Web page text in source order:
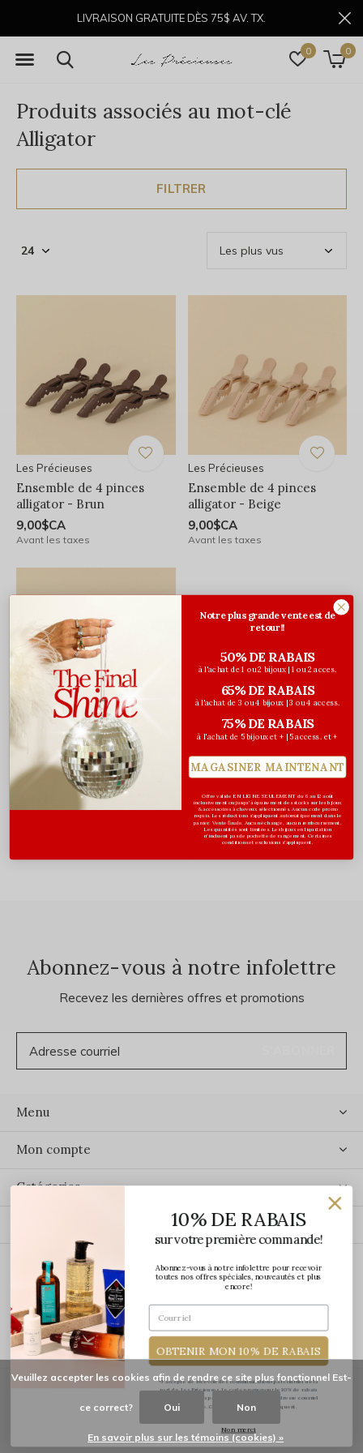
0 0
LIVRAISON GRATUITE DÈS 75$ AV. TX.
Produits associés au mot-clé
Alligator
FILTRER
Les Précieuses
Ensemble de 4 pinces
alligator - Brun
9,00$CA
Avant les taxes
Les Précieuses
Ensemble de 4 pinces
alligator - Beige
9,00$CA
Avant les taxes
Les Précieuses
Ensemble de 4 pinces
alligator - Tan
Avant les taxes
Abonnez-vous à notre infolettre
Recevez les dernières offres et promotions
Menu
Mon compte
Catégories
ÉCRIVEZ-NOUS
© Copyright2026-Les Précieuses
Veuillez accepter les cookies afin de rendre ce site plus fonctionnel Est-
ce correct? Oui Non
En savoir plus sur les témoins (cookies) »
Notre plus grande vente est de
retour!!
50% DE RABAIS
à l'achat de 1 ou 2 bijoux | 1 ou 2 acces.
65% DE RABAIS
à l'achat de 3 ou 4 bijoux | 3 ou 4 access.
75% DE RABAIS
à l'achat de 5 bijoux et + | 5 access. et +
MAGASINER MAINTENANT
Offre valide EN LIGNE SEULEMENT du 6 au 12 août
inclusivement ou jusqu'à épuisement des stocks sur les bijoux
& accessoires à cheveux sélectionnés. Aucun code promo
requis. Les réductions s’appliquent automatiquement dans le
panier. Vente finale. Aucun échange, aucun remboursement.
Les quantités sont limitées. Les bijoux en liquidation
n'incluent pas de pochette de rangement. Certaines
conditions et exclusions s'appliquent.
10% DE RABAIS
sur votre première commande!
Abonnez-vous à notre infolettre pour recevoir
toutes nos offres spéciales, nouveautés et plus
encore!
OBTENIR MON 10% DE RABAIS
*J'accepte de recevoir des communications par courriel de la
part de Les Précieuses. Le code promo pour le 10% de rabais
vous sera transmis par courriel une fois votre adresse courriel
confirmée. Certaines exclusions s'appliquent.
Non merci